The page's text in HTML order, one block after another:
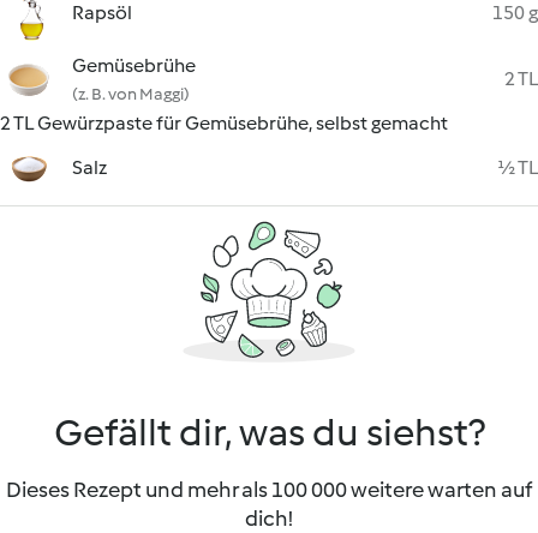
Rapsöl 150 g
Gemüsebrühe
(z. B. von Maggi)
2 TL
2 TL Gewürzpaste für Gemüsebrühe, selbst gemacht
Salz
½ TL
Gefällt dir, was du siehst?
Dieses Rezept und mehr als 100 000 weitere warten auf
dich!